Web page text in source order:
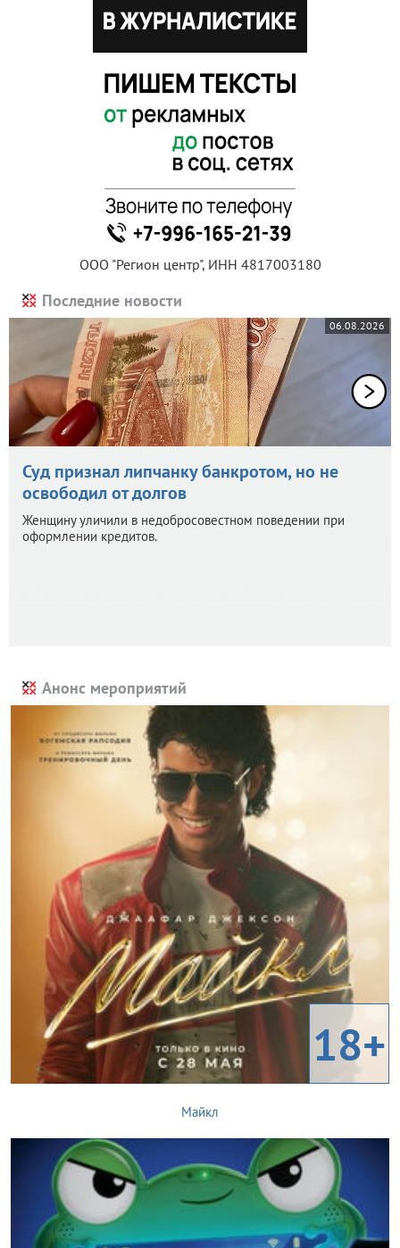
ООО "Регион центр", ИНН 4817003180
Последние новости
06.08.2026
Суд признал липчанку банкротом, но не
освободил от долгов
Женщину уличили в недобросовестном поведении при
оформлении кредитов.
Анонс мероприятий
18+
Майкл